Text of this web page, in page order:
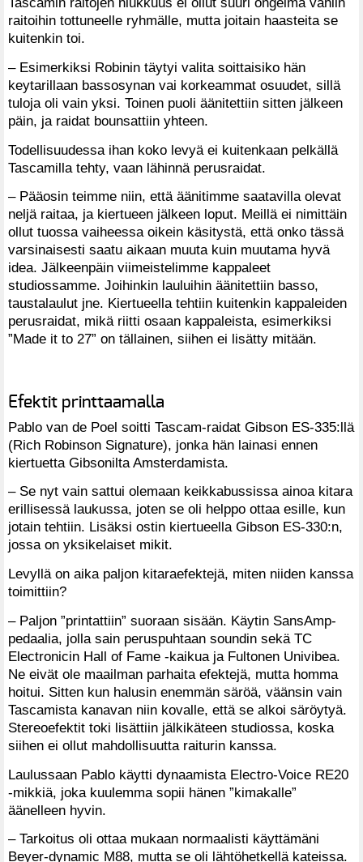
raitoihin tottuneelle ryhmälle, mutta joitain haasteita se
kuitenkin toi.
– Esimerkiksi Robinin täytyi valita soittaisiko hän
keytarillaan bassosynan vai korkeammat osuudet, sillä
tuloja oli vain yksi. Toinen puoli äänitettiin sitten jälkeen
päin, ja raidat bounsattiin yhteen.
Todellisuudessa ihan koko levyä ei kuitenkaan pelkällä
Tascamilla tehty, vaan lähinnä perusraidat.
– Pääosin teimme niin, että äänitimme saatavilla olevat
neljä raitaa, ja kiertueen jälkeen loput. Meillä ei nimittäin
ollut tuossa vaiheessa oikein käsitystä, että onko tässä
varsinaisesti saatu aikaan muuta kuin muutama hyvä
idea. Jälkeenpäin viimeistelimme kappaleet
studiossamme. Joihinkin lauluihin äänitettiin basso,
taustalaulut jne. Kiertueella tehtiin kuitenkin kappaleiden
perusraidat, mikä riitti osaan kappaleista, esimerkiksi
”Made it to 27” on tällainen, siihen ei lisätty mitään.
Efektit printtaamalla
Pablo van de Poel soitti Tascam-raidat Gibson ES-335:llä
(Rich Robinson Signature), jonka hän lainasi ennen
kiertuetta Gibsonilta Amsterdamista.
– Se nyt vain sattui olemaan keikkabussissa ainoa kitara
erillisessä laukussa, joten se oli helppo ottaa esille, kun
jotain tehtiin. Lisäksi ostin kiertueella Gibson ES-330:n,
jossa on yksikelaiset mikit.
Levyllä on aika paljon kitaraefektejä, miten niiden kanssa
toimittiin?
– Paljon ”printattiin” suoraan sisään. Käytin SansAmp-
pedaalia, jolla sain peruspuhtaan soundin sekä TC
Electronicin Hall of Fame -kaikua ja Fultonen Univibea.
Ne eivät ole maailman parhaita efektejä, mutta homma
hoitui. Sitten kun halusin enemmän säröä, väänsin vain
Tascamista kanavan niin kovalle, että se alkoi säröytyä.
Stereoefektit toki lisättiin jälkikäteen studiossa, koska
siihen ei ollut mahdollisuutta raiturin kanssa.
Laulussaan Pablo käytti dynaamista Electro-Voice RE20
-mikkiä, joka kuulemma sopii hänen ”kimakalle”
äänelleen hyvin.
– Tarkoitus oli ottaa mukaan normaalisti käyttämäni
Beyer-dynamic M88, mutta se oli lähtöhetkellä kateissa.